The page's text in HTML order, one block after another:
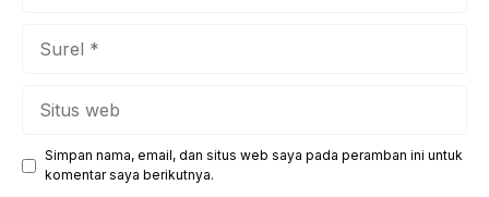
Simpan nama, email, dan situs web saya pada peramban ini untuk
komentar saya berikutnya.